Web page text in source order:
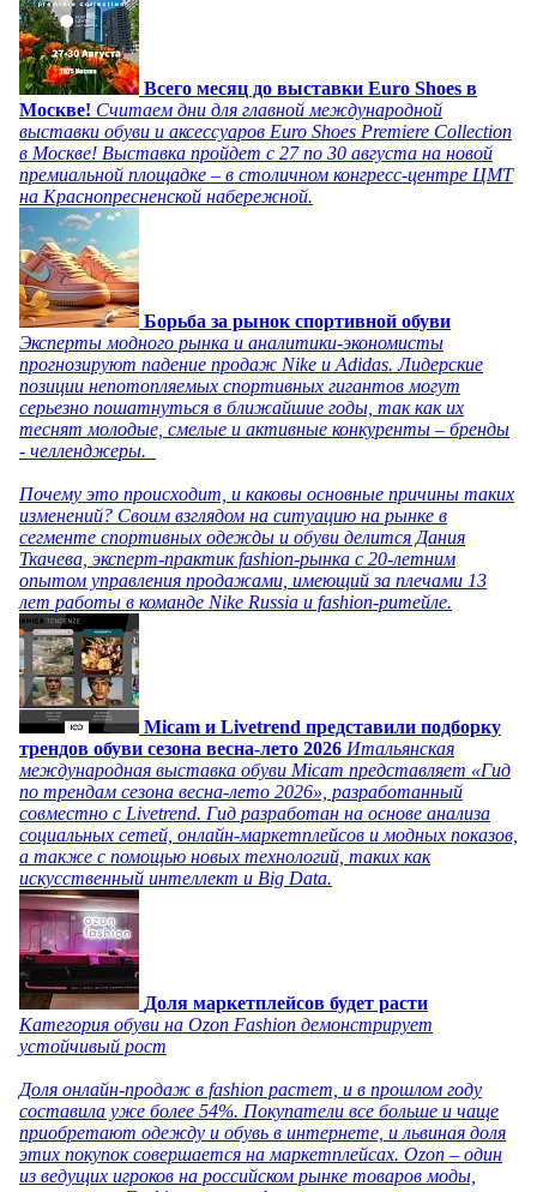
Всего месяц до выставки Euro Shoes в
Москве! Считаем дни для главной международной
выставки обуви и аксессуаров Euro Shoes Premiere Collection
в Москве! Выставка пройдет с 27 по 30 августа на новой
премиальной площадке – в столичном конгресс-центре ЦМТ
на Краснопресненской набережной.
Борьба за рынок спортивной обуви
Эксперты модного рынка и аналитики-экономисты
прогнозируют падение продаж Nike и Adidas. Лидерские
позиции непотопляемых спортивных гигантов могут
серьезно пошатнуться в ближайшие годы, так как их
теснят молодые, смелые и активные конкуренты – бренды
- челленджеры.
Почему это происходит, и каковы основные причины таких
изменений? Своим взглядом на ситуацию на рынке в
сегменте спортивных одежды и обуви делится Дания
Ткачева, эксперт-практик fashion-рынка с 20-летним
опытом управления продажами, имеющий за плечами 13
лет работы в команде Nike Russia и fashion-ритейле.
Micam и Livetrend представили подборку
трендов обуви сезона весна-лето 2026 Итальянская
международная выставка обуви Micam представляет «Гид
по трендам сезона весна-лето 2026», разработанный
совместно с Livetrend. Гид разработан на основе анализа
социальных сетей, онлайн-маркетплейсов и модных показов,
а также с помощью новых технологий, таких как
искусственный интеллект и Big Data.
Доля маркетплейсов будет расти
Категория обуви на Ozon Fashion демонстрирует
устойчивый рост
Доля онлайн-продаж в fashion растет, и в прошлом году
составила уже более 54%. Покупатели все больше и чаще
приобретают одежду и обувь в интернете, и львиная доля
этих покупок совершается на маркетплейсах. Ozon – один
из ведущих игроков на российском рынке товаров моды,